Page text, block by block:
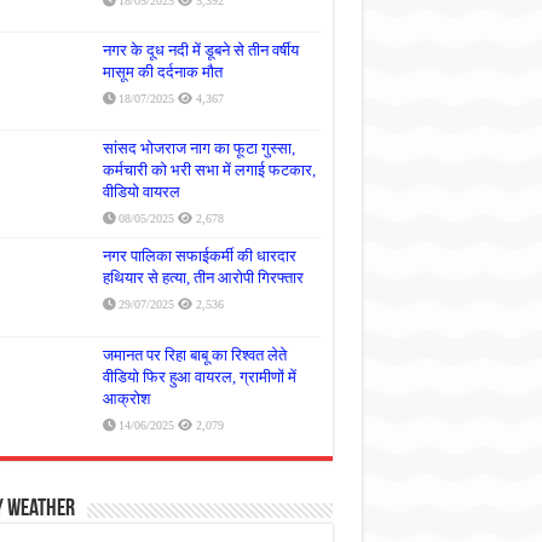
नगर के दूध नदी में डूबने से तीन वर्षीय
मासूम की दर्दनाक मौत
18/07/2025 4,367
सांसद भोजराज नाग का फूटा गुस्सा,
कर्मचारी को भरी सभा में लगाई फटकार,
वीडियो वायरल
08/05/2025 2,678
नगर पालिका सफाईकर्मी की धारदार
हथियार से हत्या, तीन आरोपी गिरफ्तार
29/07/2025 2,536
जमानत पर रिहा बाबू का रिश्वत लेते
वीडियो फिर हुआ वायरल, ग्रामीणों में
आक्रोश
14/06/2025 2,079
Weather